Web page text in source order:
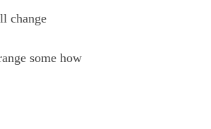
change
some how